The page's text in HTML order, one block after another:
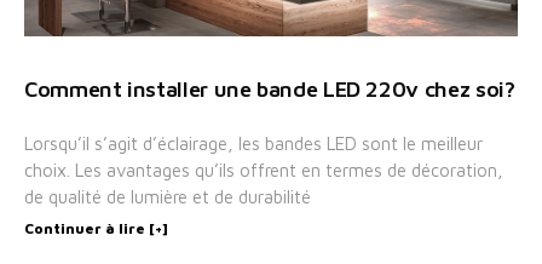
Comment installer une bande LED 220v chez soi?
Lorsqu’il s’agit d’éclairage, les bandes LED sont le meilleur
choix. Les avantages qu’ils offrent en termes de décoration,
de qualité de lumière et de durabilité
Continuer à lire [+]